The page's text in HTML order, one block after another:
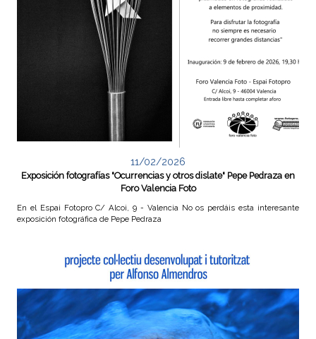
11/02/2026
Exposición fotografías "Ocurrencias y otros dislate" Pepe Pedraza en
Foro Valencia Foto
En el Espai Fotopro C/ Alcoi, 9 - Valencia No os perdáis esta interesante
exposición fotográfica de Pepe Pedraza